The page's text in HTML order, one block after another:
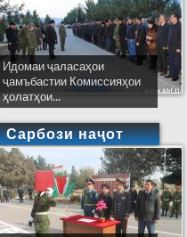
Идомаи ҷаласаҳои
ҷамъбастии Комиссияҳои
ҳолатҳои...
Сарбози наҷот